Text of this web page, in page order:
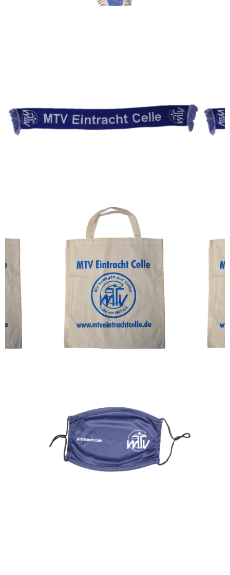
MTV EINTRACHT FANSCHAL
15,00€
MTV EINTRACHT EINKAUFSTASCHE
3,00€
MTV EINTRACHT MASKE
3,00€